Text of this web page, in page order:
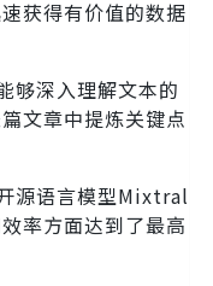
获得有价值的数据
够深入理解文本的
文章中提炼关键点
源语言模型Mixtral
率方面达到了最高